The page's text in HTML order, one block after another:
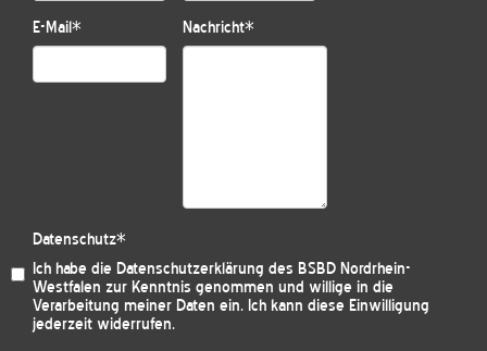
E-Mail* Nachricht*
Datenschutz*
Ich habe die Datenschutzerklärung des BSBD Nordrhein-
Westfalen zur Kenntnis genommen und willige in die
Verarbeitung meiner Daten ein. Ich kann diese Einwilligung
jederzeit widerrufen.